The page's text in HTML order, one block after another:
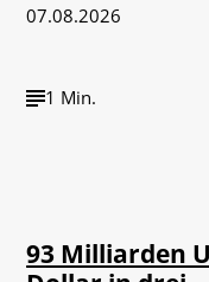
07.08.2026
1 Min.
93 Milliarden